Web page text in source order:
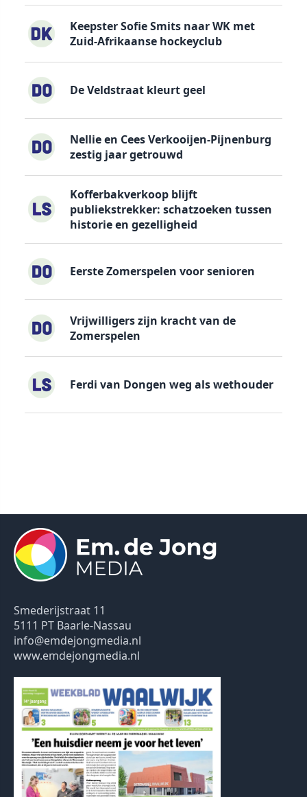
Keepster Sofie Smits naar WK met
Zuid-Afrikaanse hockeyclub
De Veldstraat kleurt geel
Nellie en Cees Verkooijen-Pijnenburg
zestig jaar getrouwd
Kofferbakverkoop blijft
publiekstrekker: schatzoeken tussen
historie en gezelligheid
Eerste Zomerspelen voor senioren
Vrijwilligers zijn kracht van de
Zomerspelen
Ferdi van Dongen weg als wethouder
Smederijstraat 11
5111 PT Baarle-Nassau
info@emdejongmedia.nl
www.emdejongmedia.nl